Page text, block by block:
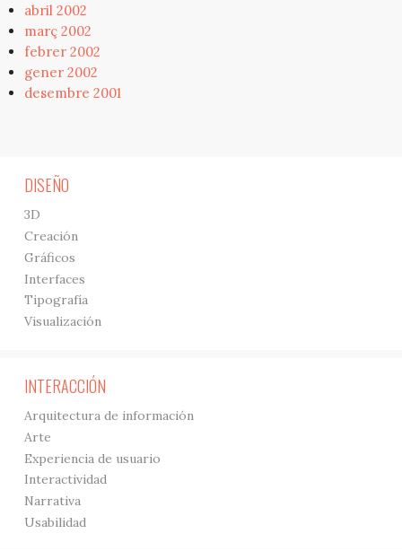
abril 2002
març 2002
febrer 2002
gener 2002
desembre 2001
DISEÑO
3D
Creación
Gráficos
Interfaces
Tipografía
Visualización
INTERACCIÓN
Arquitectura de información
Arte
Experiencia de usuario
Interactividad
Narrativa
Usabilidad